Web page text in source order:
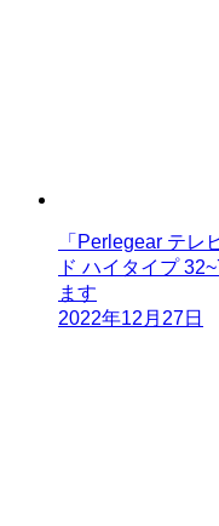
「Perlegear テレ
ド ハイタイプ
ます
2022年12月27日